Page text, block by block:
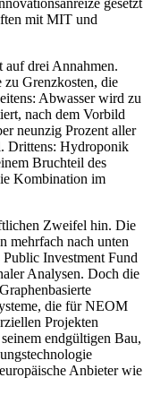
gesetzt
mit MIT und
auf drei Annahmen.
zu Grenzkosten, die
Abwasser wird zu
nach dem Vorbild
neunzig Prozent aller
Drittens: Hydroponik
Bruchteil des
Kombination im
Zweifel hin. Die
mehrfach nach unten
Investment Fund
Analysen. Doch die
die für NEOM
Projekten
endgültigen Bau,
Anbieter wie